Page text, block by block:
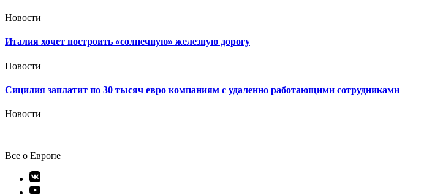
Новости
Италия хочет построить «солнечную» железную дорогу
Новости
Сицилия заплатит по 30 тысяч евро компаниям с удаленно работающими сотрудниками
Новости
Все о Европе
Элемент
меню
Элемент